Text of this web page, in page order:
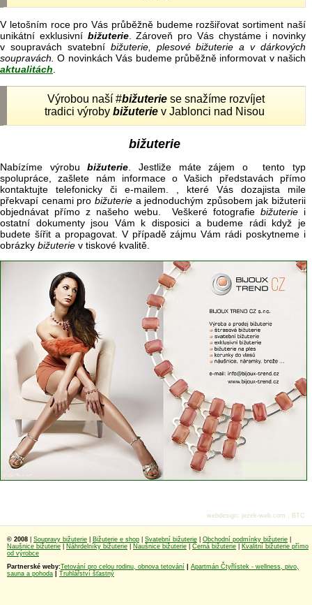
V letošním roce pro Vás průběžně budeme rozšiřovat sortiment naší
unikátní exklusivní bižuterie. Zároveň pro Vás chystáme i novinky
v soupravách svatební bižuterie, plesové bižuterie a v dárkových
soupravách. O novinkách Vás budeme průběžně informovat v našich
aktualitách
Výrobou naší #bižuterie se snažíme rozvíjet
tradici výrobybižuterie v Jablonci nad Nisou
bižuterie
Nabízíme výrobubižuterie . Jestliže máte zájem o tento typ
spolupráce, zašlete nám informace o Vašich představách přímo
kontaktujte telefonicky či e-mailem. , které Vás dozajista mile
překvapí cenami pro bižuteriea jednoduchým způsobem jak bižuterii
objednávat přímo z našeho webu. Veškeré fotografie bižuterie i
ostatní dokumenty jsou Vám k disposici a budeme rádi když je
budete šířit a propagovat. V případě zájmu Vám rádi poskytneme i
obrázky bižuterie v tiskové kvalitě.
© 2008 Soupravy bižuterie Bižuterie e shop Svatební bižuterie Obchodní podmínky bižuterie
Naušnice bižuterie
Náhrdelníky bižuterie Naušnice bižuterie Černá bižuterie
Kvalitní bižuterie přímo
od výrobce
Partnerské weby:Tetování pro celou rodinu, obnova tetování
Apartmán Čtyřlístek - wellness, pivo,
sauna a pohoda
Truhlářství šťastný
webdesign: jezek-web.com , BTC